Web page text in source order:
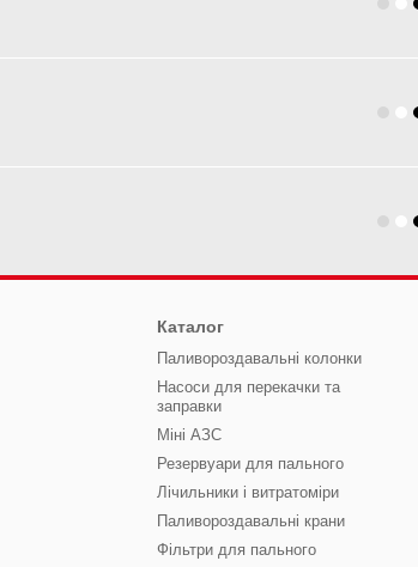
Каталог
Паливороздавальні колонки
Насоси для перекачки та
заправки
Міні АЗС
Резервуари для пального
Лічильники і витратоміри
Паливороздавальні крани
Фільтри для пального